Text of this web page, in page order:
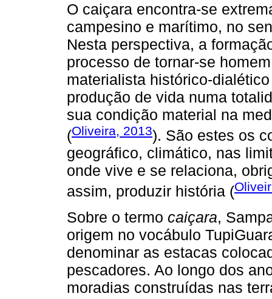
O caiçara encontra-se
campesino e marítimo, no
Nesta perspectiva, a
processo de tornar-se
materialista histórico-
produção de vida numa
sua condição material na
(Oliveira, 2013). São estes os
geográfico, climático, nas
onde vive e se relaciona,
assim, produzir história (
Sobre o termo caiçara,
origem no vocábulo
denominar as estacas
pescadores. Ao longo dos
moradias construídas nas